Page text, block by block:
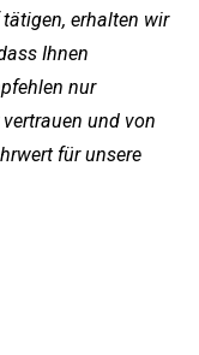
erhalten wir
Ihnen
nur
und von
für unsere